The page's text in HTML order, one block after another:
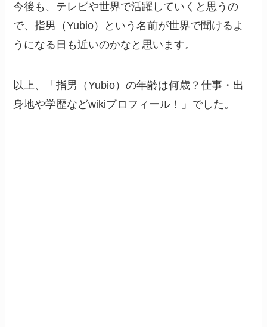
今後も、テレビや世界で活躍していくと思うの
で、指男（Yubio）という名前が世界で聞けるよ
うになる日も近いのかなと思います。
以上、「指男（Yubio）の年齢は何歳？仕事・出
身地や学歴などwikiプロフィール！」でした。